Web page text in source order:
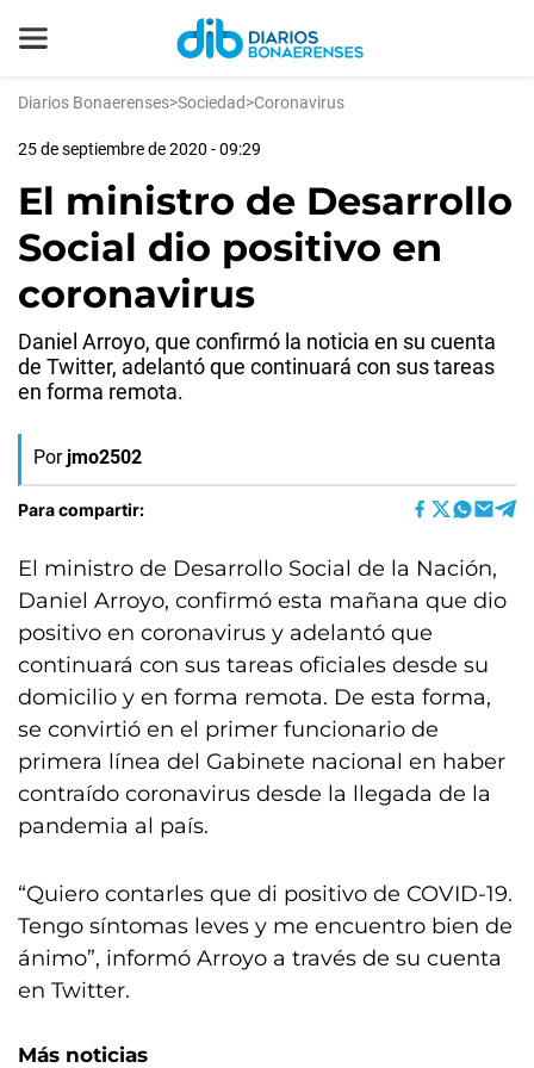
Diarios Bonaerenses>Sociedad>Coronavirus
25 de septiembre de 2020 - 09:29
El ministro de Desarrollo
Social dio positivo en
coronavirus
Daniel Arroyo, que confirmó la noticia en su cuenta
de Twitter, adelantó que continuará con sus tareas
en forma remota.
Por jmo2502
Para compartir:
El ministro de Desarrollo Social de la Nación,
Daniel Arroyo, confirmó esta mañana que dio
positivo en coronavirus y adelantó que
continuará con sus tareas oficiales desde su
domicilio y en forma remota. De esta forma,
se convirtió en el primer funcionario de
primera línea del Gabinete nacional en haber
contraído coronavirus desde la llegada de la
pandemia al país.
“Quiero contarles que di positivo de COVID-19.
Tengo síntomas leves y me encuentro bien de
ánimo”, informó Arroyo a través de su cuenta
en Twitter.
Más noticias